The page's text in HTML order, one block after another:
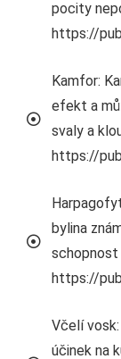
pocity
https://
Kamfor:
efekt a
svaly a
https://
bylina
schopnost
https://
Včelí
účinek na